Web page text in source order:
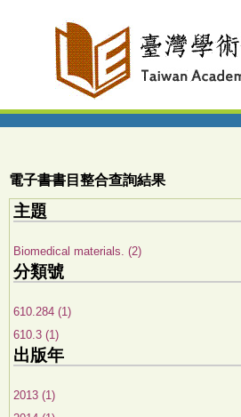
電子書書目整合查詢結果
主題
Biomedical materials. (2)
分類號
610.284 (1)
610.3 (1)
出版年
2013 (1)